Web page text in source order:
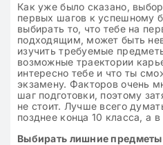
Как уже было сказано,
первых шагов к успешному
выбирать то, что тебе на
подходящим, может быть
изучить требуемые
возможные траектории
интересно тебе и что ты
экзамену. Факторов очень
шаг подготовки, поэтому
не стоит. Лучше всего
позднее конца 10 класса, а
Выбирать лишние предметы